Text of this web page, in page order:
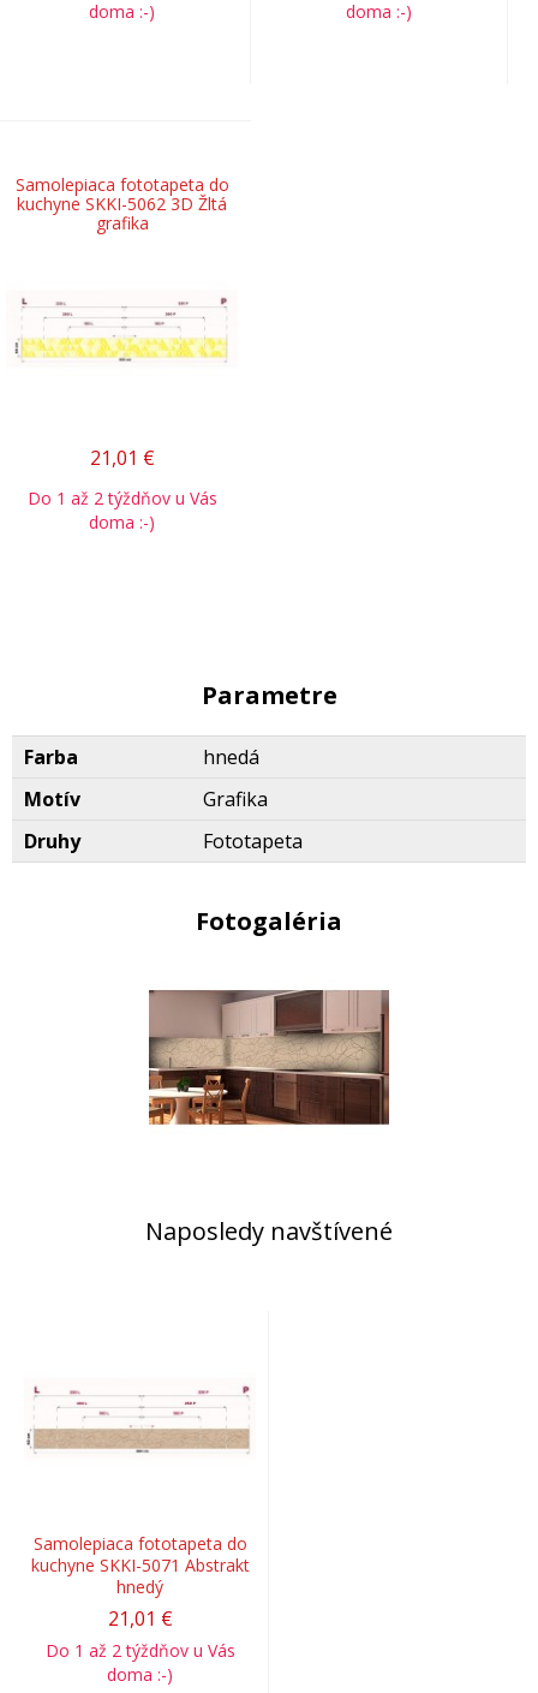
doma :-) doma :-)
Samolepiaca fototapeta do
kuchyne SKKI-5062 3D Žltá
grafika
21,01 €
Do 1 až 2 týždňov u Vás
doma :-)
Parametre
Farba
hnedá
Motív
Grafika
Druhy
Fototapeta
Fotogaléria
Naposledy navštívené
Samolepiaca fototapeta do
kuchyne SKKI-5071 Abstrakt
hnedý
21,01 €
Do 1 až 2 týždňov u Vás
doma :-)